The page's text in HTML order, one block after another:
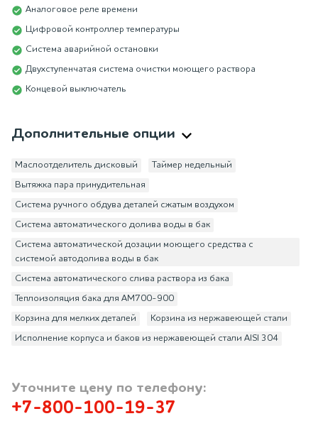
Аналоговое реле времени
Цифровой контроллер температуры
Система аварийной остановки
Двухступенчатая система очистки моющего раствора
Концевой выключатель
Уточните цену по телефону:
+7-800-100-19-37
Дополнительные опции
Маслоотделитель дисковый Таймер недельный
Вытяжка пара принудительная
Система ручного обдува деталей сжатым воздухом
Система автоматического долива воды в бак
Система автоматической дозации моющего средства с
системой автодолива воды в бак
Система автоматического слива раствора из бака
Теплоизоляция бака для АМ700-900
Корзина для мелких деталей Корзина из нержавеющей стали
Исполнение корпуса и баков из нержавеющей стали AISI 304